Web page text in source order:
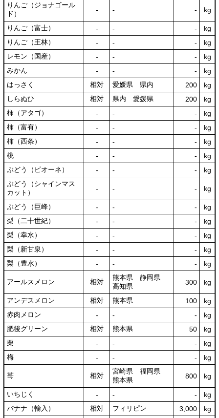
りんご（ジョナゴール
ド）
‐ ‐ ‐ kg
りんご（富士） ‐ ‐ ‐
kg
りんご（王林）
‐ ‐ ‐
kg
レモン（国産）
‐ ‐ ‐
kg
みかん
‐ ‐ ‐
kg
はっさく
相対 愛媛県 県内 200
kg
しらぬひ
相対 県内 愛媛県 200
kg
柿（アタゴ）
‐ ‐ ‐
kg
柿（富有）
‐ ‐ ‐
kg
柿（西条）
‐ ‐ ‐
kg
桃
‐ ‐ ‐
kg
ぶどう（ピオーネ）
‐ ‐ ‐
kg
ぶどう（シャインマス
カット）
‐ ‐ ‐ kg
ぶどう（巨峰） ‐ ‐ ‐
kg
梨（二十世紀）
‐ ‐ ‐
kg
梨（幸水）
‐ ‐ ‐
kg
梨（新甘泉）
‐ ‐ ‐
kg
梨（豊水）
‐ ‐ ‐ kg
アールスメロン 相対
熊本県 静岡県
高知県
300 kg
アンデスメロン 相対 熊本県 100
kg
赤肉メロン
‐ ‐ ‐
kg
肥後グリーン
相対 熊本県 50
kg
栗
‐ ‐ ‐
kg
梅
‐ ‐ ‐ kg
苺 相対
宮崎県 福岡県
熊本県
800 kg
いちじく ‐ ‐ ‐
kg
バナナ（輸入）
相対 フィリピン 3,000 kg